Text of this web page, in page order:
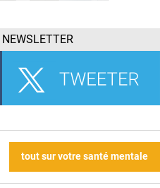
tout sur votre santé mentale